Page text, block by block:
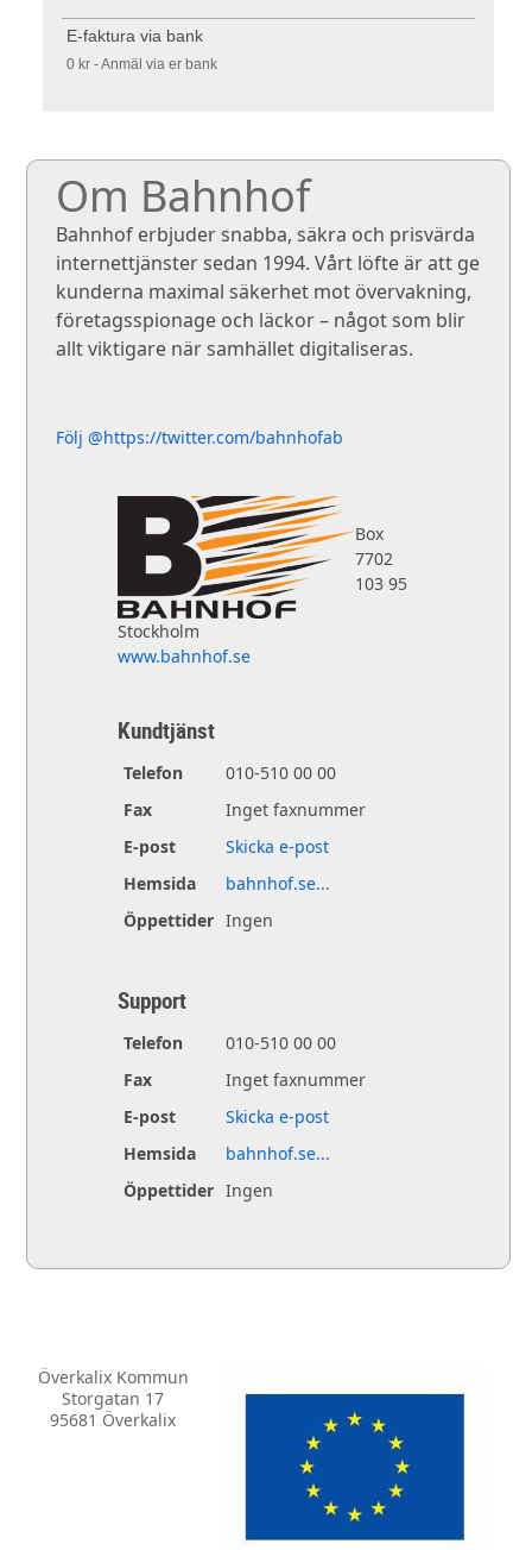
E-faktura via bank
0 kr - Anmäl via er bank
Om Bahnhof
Bahnhof erbjuder snabba, säkra och prisvärda
internettjänster sedan 1994. Vårt löfte är att ge
kunderna maximal säkerhet mot övervakning,
företagsspionage och läckor – något som blir
allt viktigare när samhället digitaliseras.
Följ @https://twitter.com/bahnhofab
Box
7702
103 95
Stockholm
www.bahnhof.se
Kundtjänst
Telefon
010-510 00 00
Fax
Inget faxnummer
E-post
Skicka e-post
Hemsida
bahnhof.se...
Öppettider Ingen
Support
Telefon
010-510 00 00
Fax
Inget faxnummer
E-post
Skicka e-post
Hemsida
bahnhof.se...
Öppettider Ingen
Överkalix Kommun
Storgatan 17
95681 Överkalix